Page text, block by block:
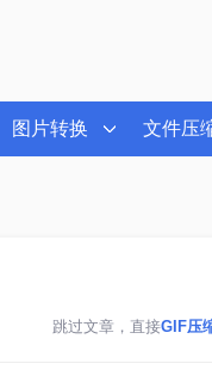
图片转换 文件压
跳过文章，直接GIF压